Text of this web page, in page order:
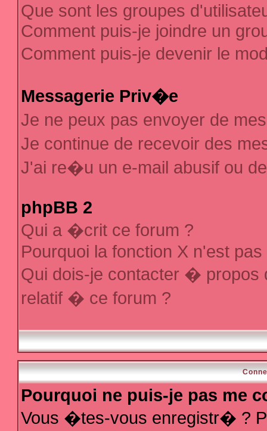
Que sont les groupes
Comment puis-je joindre un
Comment puis-je devenir le
Messagerie Priv�e
Je ne peux pas envoyer de
Je continue de recevoir des
J'ai re�u un e-mail abusif ou
phpBB 2
Qui a �crit ce forum ?
Pourquoi la fonction X n'est
Qui dois-je contacter �
relatif � ce forum ?
Pourquoi ne puis-je pas me
Vous �tes-vous enregistr� ?